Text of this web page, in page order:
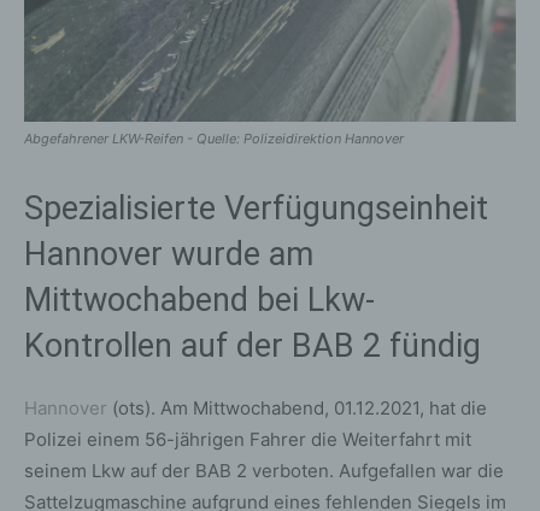
Abgefahrener LKW-Reifen - Quelle: Polizeidirektion Hannover
Spezialisierte Verfügungseinheit
Hannover wurde am
Mittwochabend bei Lkw-
Kontrollen auf der BAB 2 fündig
Hannover (ots). Am Mittwochabend, 01.12.2021, hat die
Polizei einem 56-jährigen Fahrer die Weiterfahrt mit
seinem Lkw auf der BAB 2 verboten. Aufgefallen war die
Sattelzugmaschine aufgrund eines fehlenden Siegels im